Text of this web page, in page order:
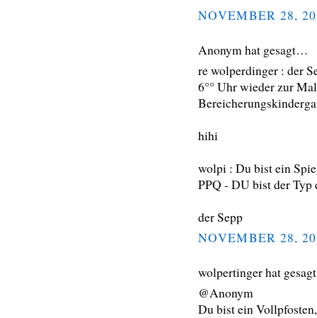
NOVEMBER 28,
Anonym hat gesagt…
re wolperdinger : der
6°° Uhr wieder zur
hihi
wolpi : Du bist ein
PPQ - DU bist der
der Sepp
NOVEMBER 28,
wolpertinger hat
@Anonym
Du bist ein